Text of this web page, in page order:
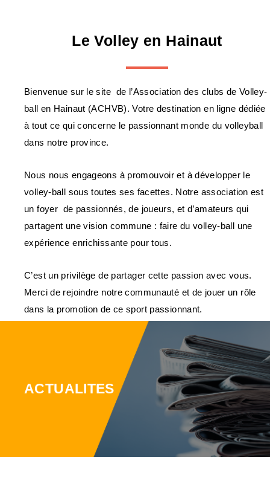
Le Volley en Hainaut
Bienvenue sur le site de l’Association des clubs de Volley-
ball en Hainaut (ACHVB). Votre destination en ligne dédiée
à tout ce qui concerne le passionnant monde du volleyball
dans notre province.
Nous nous engageons à promouvoir et à développer le
volley-ball sous toutes ses facettes. Notre association est
un foyer de passionnés, de joueurs, et d’amateurs qui
partagent une vision commune : faire du volley-ball une
expérience enrichissante pour tous.
C’est un privilège de partager cette passion avec vous.
Merci de rejoindre notre communauté et de jouer un rôle
dans la promotion de ce sport passionnant.
ACTUALITES